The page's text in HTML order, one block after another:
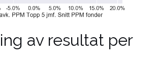
av resultat per